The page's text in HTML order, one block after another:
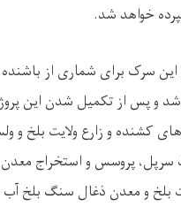
خواهد شد.
سرک برای شماری از
و پس از تکمیل شدن این
کشنده و زارع ولایت بلخ و
سرپل، پروسس و استخراج
بلخ و معدن ذغال سنگ‌ بلخ‌ آب